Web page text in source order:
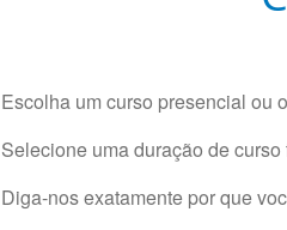
Escolha um curso presencial ou
Selecione uma duração de
Diga-nos exatamente por que